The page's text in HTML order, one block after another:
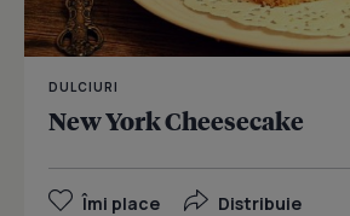
DULCIURI
New York Cheesecake
Îmi place Distribuie